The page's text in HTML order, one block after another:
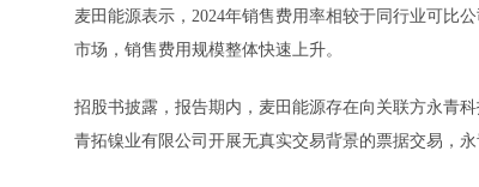
麦田能源表示，2024年销售费用率相较于同行业可比
市场，销售费用规模整体快速上升。
招股书披露，报告期内，麦田能源存在向关联方永青
青拓镍业有限公司开展无真实交易背景的票据交易，